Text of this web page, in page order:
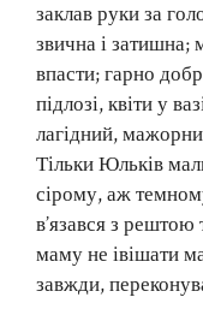
заклав руки за
звична і затишна;
впасти; гарно
підлозі, квіти у
лагідний,
Тільки Юльків
сірому, аж
в’язався з
маму не івішати
завжди,